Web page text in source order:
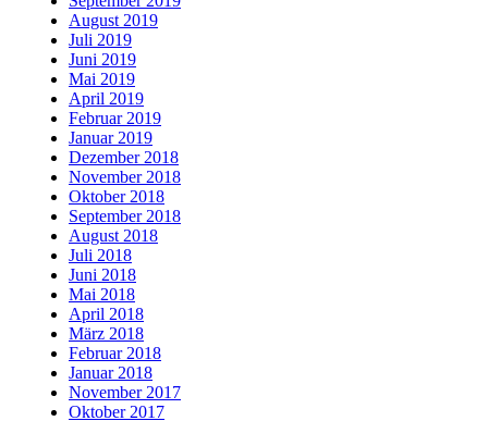
August 2019
Juli 2019
Juni 2019
Mai 2019
April 2019
Februar 2019
Januar 2019
Dezember 2018
November 2018
Oktober 2018
September 2018
August 2018
Juli 2018
Juni 2018
Mai 2018
April 2018
März 2018
Februar 2018
Januar 2018
November 2017
Oktober 2017